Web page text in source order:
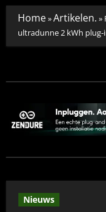
Home»Artikelen. »
ultradunne 2 kWh
Nieuws